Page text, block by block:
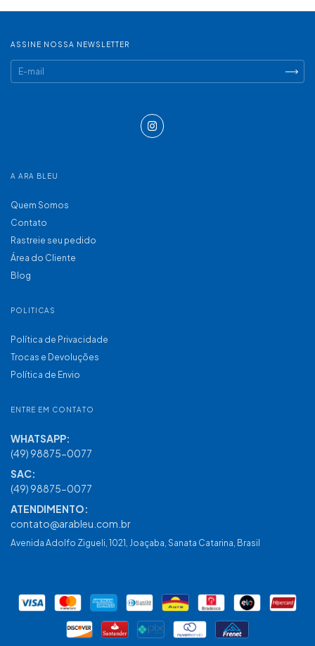
ASSINE NOSSA NEWSLETTER
A ARA BLEU
Quem Somos
Contato
Rastreie seu pedido
Área do Cliente
Blog
POLITICAS
Política de Privacidade
Trocas e Devoluções
Política de Envio
ENTRE EM CONTATO
(49) 98875-0077
contato@arableu.com.br
Avenida Adolfo Zigueli, 1021, Joaçaba, Sanata Catarina, Brasil